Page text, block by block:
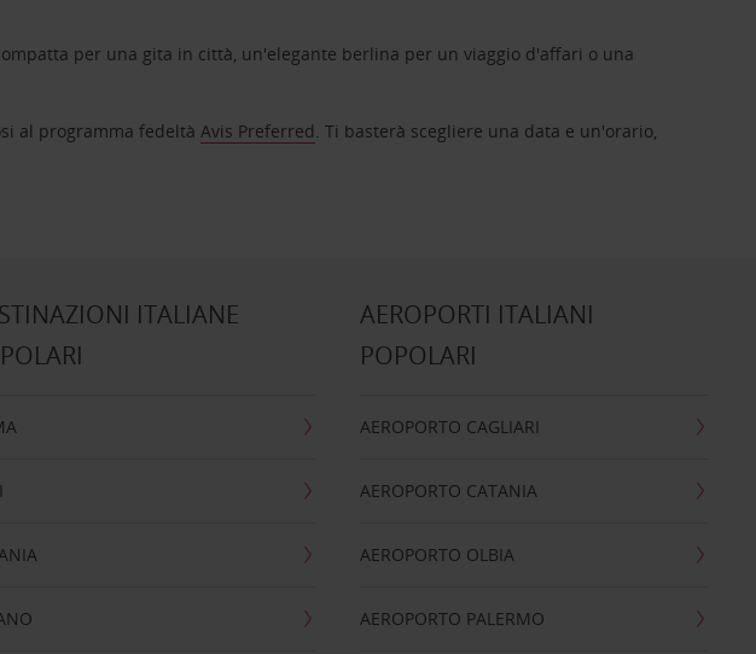
per una gita in città, un'elegante berlina per un viaggio d'affari o una
al programma fedeltàAvis Preferred. Ti basterà scegliere una data e un'orario,
ITALIANE
AEROPORTI ITALIANI
POPOLARI
AEROPORTO CAGLIARI
AEROPORTO CATANIA
AEROPORTO OLBIA
AEROPORTO PALERMO